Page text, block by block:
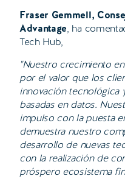
Fraser Gemmell,
Advantage, ha
Tech Hub,
"Nuestro crecimiento
por el valor que los
innovación tecnológica
basadas en datos.
impulso con la puesta
demuestra nuestro
desarrollo de nuevas
con la realización de
próspero ecosistema